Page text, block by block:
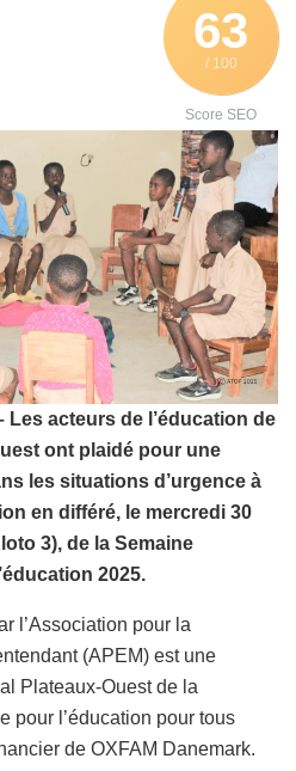
63
/ 100
Score SEO
Les acteurs de l’éducation de
ont plaidé pour une
les situations d’urgence à
en différé, le mercredi 30
3), de la Semaine
2025.
l’Association pour la
(APEM) est une
Plateaux-Ouest de la
pour l’éducation pour tous
de OXFAM Danemark.